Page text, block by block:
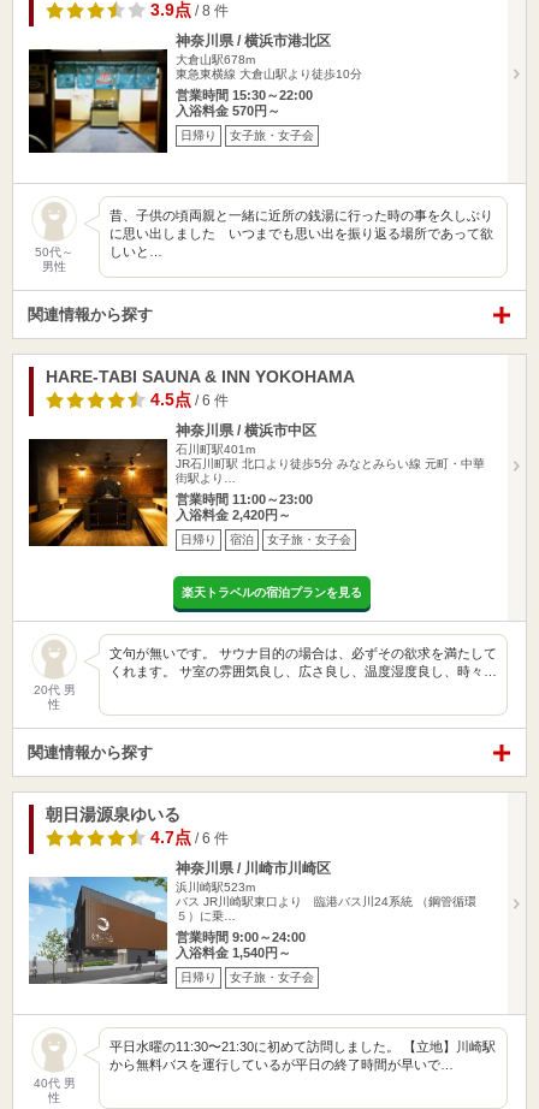
3.9点 / 8 件
神奈川県 / 横浜市港北区
大倉山駅678m
東急東横線 大倉山駅より徒歩10分
営業時間 15:30～22:00
入浴料金 570円～
日帰り 女子旅・女子会
50代～
男性
昔、子供の頃両親と一緒に近所の銭湯に行った時の事を久しぶり
に思い出しました いつまでも思い出を振り返る場所であって欲
しいと…
関連情報から探す
HARE-TABI SAUNA & INN YOKOHAMA
4.5点 / 6 件
神奈川県 / 横浜市中区
石川町駅401m
JR石川町駅 北口より徒歩5分 みなとみらい線 元町・中華
街駅より…
営業時間 11:00～23:00
入浴料金 2,420円～
日帰り 宿泊 女子旅・女子会
楽天トラベルの宿泊プランを見る
20代 男
性
文句が無いです。 サウナ目的の場合は、必ずその欲求を満たして
くれます。 サ室の雰囲気良し、広さ良し、温度湿度良し、時々…
関連情報から探す
朝日湯源泉ゆいる
4.7点 / 6 件
神奈川県 / 川崎市川崎区
浜川崎駅523m
バス JR川崎駅東口より 臨港バス川24系統 （鋼管循環
５）に乗…
営業時間 9:00～24:00
入浴料金 1,540円～
日帰り 女子旅・女子会
40代 男
性
平日水曜の11:30〜21:30に初めて訪問しました。 【立地】川崎駅
から無料バスを運行しているが平日の終了時間が早いで…